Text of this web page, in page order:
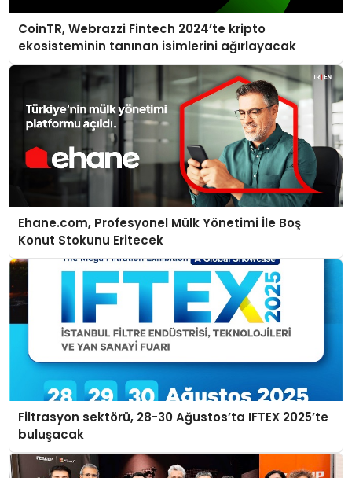
CoinTR, Webrazzi Fintech 2024’te kripto
ekosisteminin tanınan isimlerini ağırlayacak
Ehane.com, Profesyonel Mülk Yönetimi İle Boş
Konut Stokunu Eritecek
Filtrasyon sektörü, 28-30 Ağustos’ta IFTEX 2025’te
buluşacak